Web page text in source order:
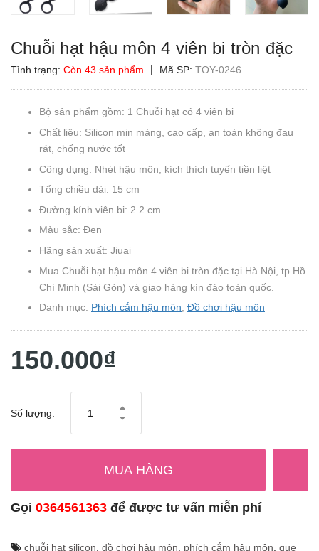
Chuỗi hạt hậu môn 4 viên bi tròn đặc
Tình trạng: Còn 43 sản phẩm | Mã SP: TOY-0246
Bộ sản phẩm gồm: 1 Chuỗi hạt có 4 viên bi
Chất liệu: Silicon mịn màng, cao cấp, an toàn không đau
rát, chống nước tốt
Công dụng: Nhét hậu môn, kích thích tuyến tiền liệt
Tổng chiều dài: 15 cm
Đường kính viên bi: 2.2 cm
Màu sắc: Đen
Hãng sản xuất: Jiuai
Mua Chuỗi hạt hậu môn 4 viên bi tròn đặc tại Hà Nội, tp Hồ
Chí Minh (Sài Gòn) và giao hàng kín đáo toàn quốc.
Danh mục: Phích cắm hậu môn Đồ chơi hậu môn
150.000₫
Số lượng:
MUA HÀNG
Gọi 0364561363 để được tư vấn miễn phí
chuỗi hạt silicon đồ chơi hậu môn phích cắm hậu môn que